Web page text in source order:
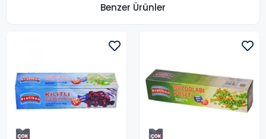
Benzer Ürünler